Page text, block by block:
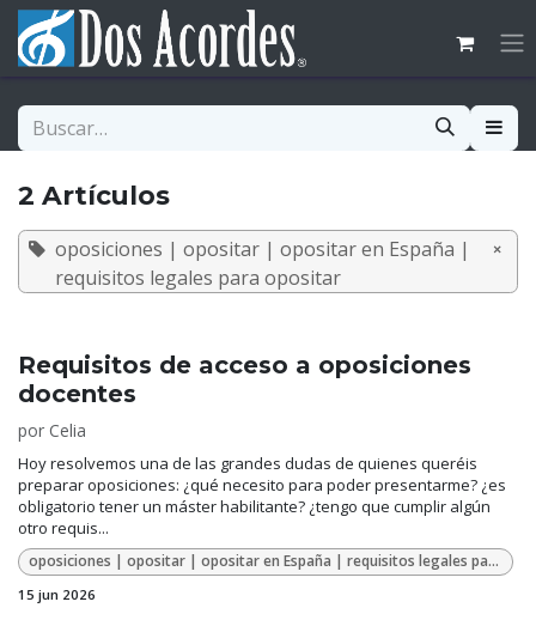
Ir al contenido
2 Artículos
oposiciones | opositar | opositar en España |
requisitos legales para opositar
×
Requisitos de acceso a oposiciones
docentes
por Celia
Hoy resolvemos una de las grandes dudas de quienes queréis
preparar oposiciones: ¿qué necesito para poder presentarme? ¿es
obligatorio tener un máster habilitante? ¿tengo que cumplir algún
otro requis...
oposiciones | opositar | opositar en España | requisitos legales para opositar
15 jun 2026